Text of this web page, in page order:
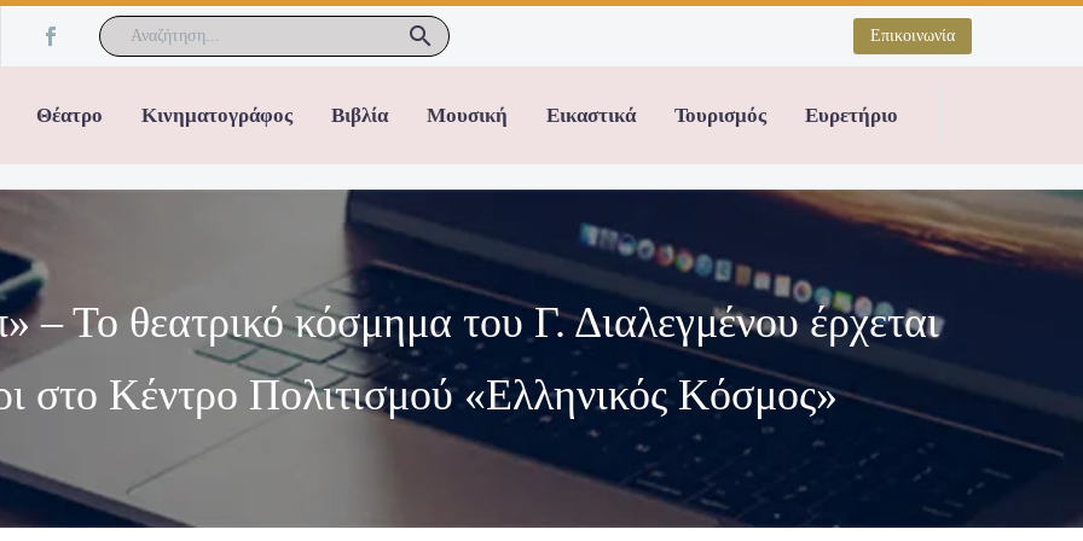
Επικοινωνία
Θέατρο Κινηματογράφος Βιβλία Μουσική Εικαστικά Τουρισμός Ευρετήριο
– Το θεατρικό κόσμημα του Γ. Διαλεγμένου έρχεται
στο Κέντρο Πολιτισμού «Ελληνικός Κόσμος»